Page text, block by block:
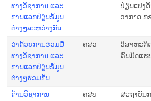
ທາງວິຊາການ ແລະ
ການແລກປ່ຽນຂໍ້ມູນ
ຕ່າງໆລະຫວ່າງກັນ
ປ່ຽນແປງ
ອາກາດ ກ
ວ່າດ້ວຍການຮ່ວມມື
ທາງວິຊາການ ແລະ
ການແລກປ່ຽນຂໍ້ມູນ
ຕ່າງໆຮ່ວມກັນ
ຄສວ
ວິສາຫະກິ
ຄົນມິດແຮ
ດ້ານວິຊາການ ຄສບ
ສະຖາບັນກ